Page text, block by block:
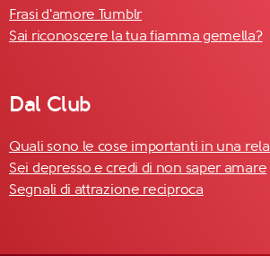
Frasi d'amore Tumblr
Sai riconoscere la tua fiamma gemella?
Dal Club
Quali sono le cose importanti in una
Sei depresso e credi di non saper amare
Segnali di attrazione reciproca